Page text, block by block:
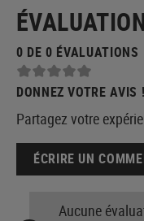
0 DE 0 ÉVALUATIONS
DONNEZ VOTRE AVIS !
Partagez votre
ÉCRIRE UN
Aucune